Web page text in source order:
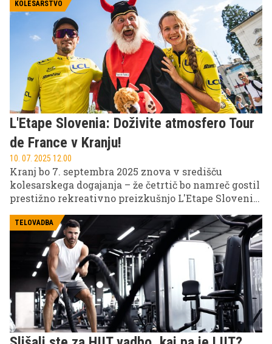
KOLESARSTVO
L'Etape Slovenia: Doživite atmosfero Tour
de France v Kranju!
10. 07. 2025 12.00
Kranj bo 7. septembra 2025 znova v središču
kolesarskega dogajanja – že četrtič bo namreč gostil
prestižno rekreativno preizkušnjo L'Etape Slovenia
ponuja edinstveno priložnost, da okusijo čar
legendarne francoske dirke. Prijave so že v polnem
teku, dirko pa bomo letos lahko prvič spremljali v
živo na POP TV!
TELOVADBA